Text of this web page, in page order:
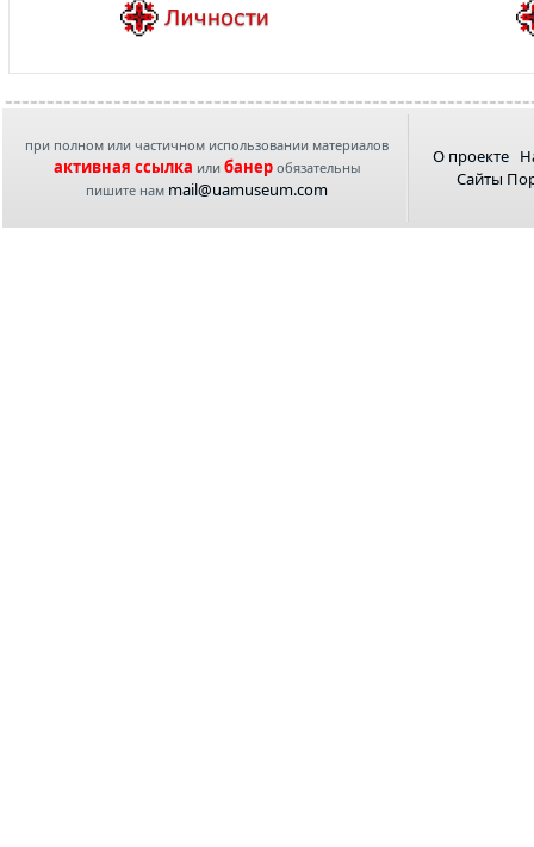
при полном или частичном использовании материалов
активная ссылка или банеробязательны
пишите нам mail@uamuseum.com
О проекте
Сайты